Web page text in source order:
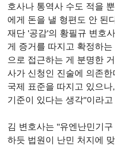
호사나 통역사 수도 적을
에게 돈을 낼 형편도 안 된
재단 '공감'의 황필규 변호
게 증거를 따지고 확정하
으로 접근하는 게 분명한
사가 신청인 진술에 의존
국제 표준을 따지고 있으
기준이 있다는 생각"이라
김 변호사는 "유엔난민기
하듯 법원이 난민 처지에